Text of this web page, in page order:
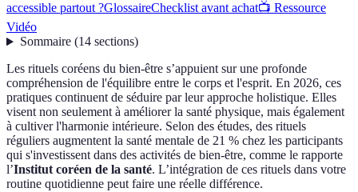
accessible partout ?GlossaireChecklist avant achat📺 Ressource
Vidéo
Sommaire(14 sections)
Les rituels coréens du bien-être s’appuient sur une profonde
compréhension de l'équilibre entre le corps et l'esprit. En 2026, ces
pratiques continuent de séduire par leur approche holistique. Elles
visent non seulement à améliorer la santé physique, mais également
à cultiver l'harmonie intérieure. Selon des études, des rituels
réguliers augmentent la santé mentale de 21 % chez les participants
qui s'investissent dans des activités de bien-être, comme le rapporte
l’Institut coréen de la santé. L’intégration de ces rituels dans votre
routine quotidienne peut faire une réelle différence.